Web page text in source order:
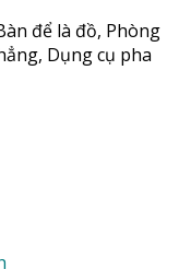
để là đồ, Phòng
, Dụng cụ pha